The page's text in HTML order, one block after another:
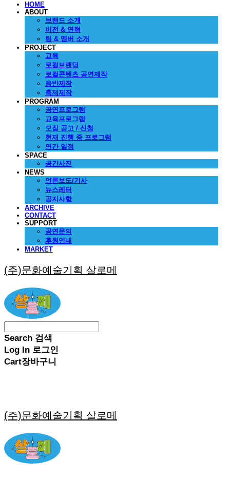
HOME
ABOUT
브랜드 소개
비전 & 연혁
팀 & 멤버 소개
PROJECT
교육
로컬브랜딩
로컬콘텐츠 공연제작
음반제작
축제제작
PROGRAM
공연프로그램
교육프로그램
모집 공고 / 신청
현재 진행 중 프로그램
연간 일정
SPACE
공간사진
NEWS
언론보도/기사
뉴스레터
공지사항
ARCHIVE
CONTACT
SUPPORT
공연문의
후원안내
MARKET
(주)문화예술기획 살로메
Search 검색
Log In 로그인
Cart장바구니
(주)문화예술기획 살로메